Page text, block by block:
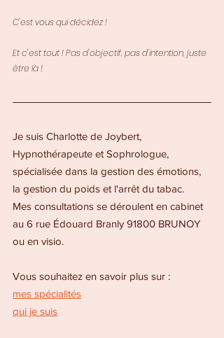
C'est vous qui décidez !
Et c'est tout ! Pas d'objectif, pas d'intention, juste
être là !
Je suis Charlotte de Joybert,
Hypnothérapeute et Sophrologue,
spécialisée dans la gestion des émotions,
la gestion du poids et l'arrêt du tabac.
Mes consultations se déroulent en cabinet
au 6 rue Édouard Branly 91800 BRUNOY
ou en visio.
Vous souhaitez en savoir plus sur :
mes spécialités
qui je suis